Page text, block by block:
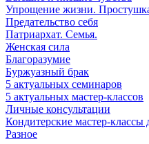
Упрощение жизни.
Предательство себя
Патриархат. Семья.
Женская сила
Благоразумие
Буржуазный брак
5 актуальных семинаров
5 актуальных мастер-классов
Личные консультации
Кондитерские мастер-
Разное